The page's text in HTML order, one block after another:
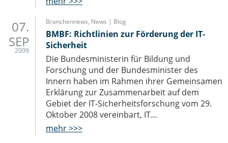
07.
SEP
2009
Branchennews, News | Blog
BMBF: Richtlinien zur Förderung der IT-
Sicherheit
Die Bundesministerin für Bildung und
Forschung und der Bundesminister des
Innern haben im Rahmen ihrer Gemeinsamen
Erklärung zur Zusammenarbeit auf dem
Gebiet der IT-Sicherheitsforschung vom 29.
Oktober 2008 vereinbart, IT…
mehr >>>